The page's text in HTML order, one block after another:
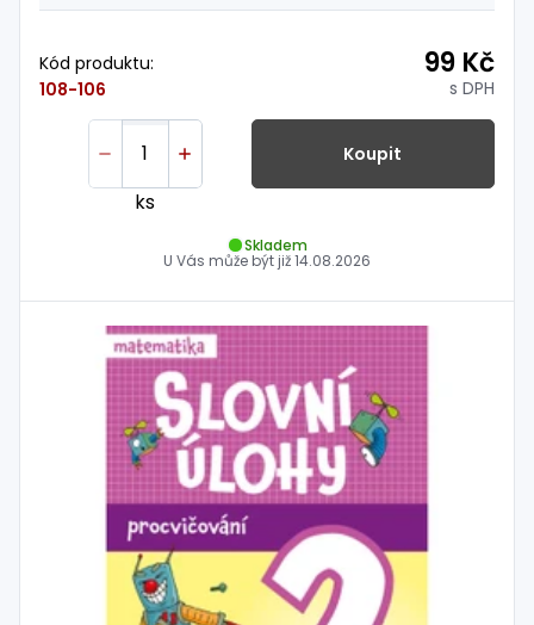
Kód produktu:
108-106
99 Kč
s DPH
ks
Koupit
Skladem
U Vás může být již14.08.2026